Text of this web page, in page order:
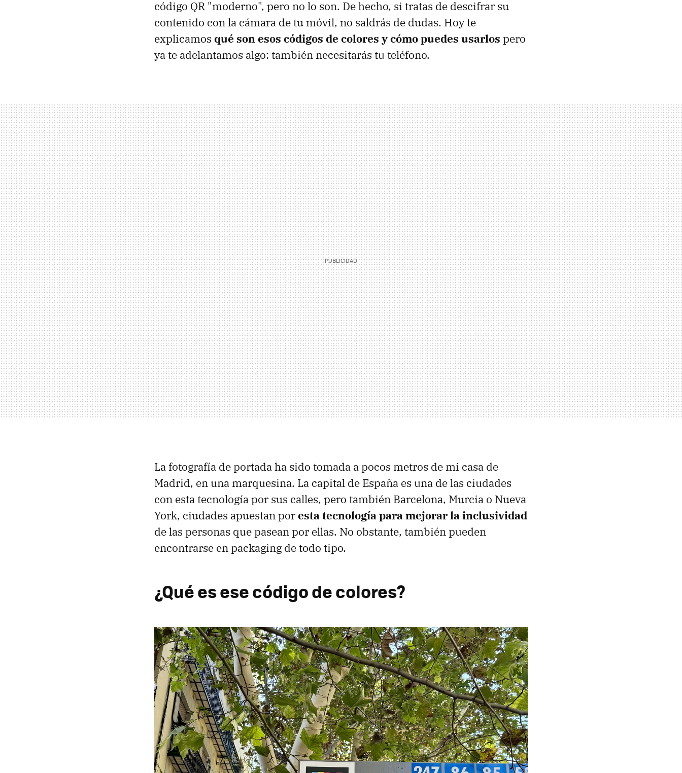
código QR "moderno", pero no lo son. De hecho, si tratas de descifrar su
contenido con la cámara de tu móvil, no saldrás de dudas. Hoy te
explicamos qué son esos códigos de colores y cómo puedes usarlos pero
ya te adelantamos algo: también necesitarás tu teléfono.
La fotografía de portada ha sido tomada a pocos metros de mi casa de
Madrid, en una marquesina. La capital de España es una de las ciudades
con esta tecnología por sus calles, pero también Barcelona, Murcia o Nueva
York, ciudades apuestan poresta tecnología para mejorar la inclusividad
de las personas que pasean por ellas. No obstante, también pueden
encontrarse en packaging de todo tipo.
¿Qué es ese código de colores?